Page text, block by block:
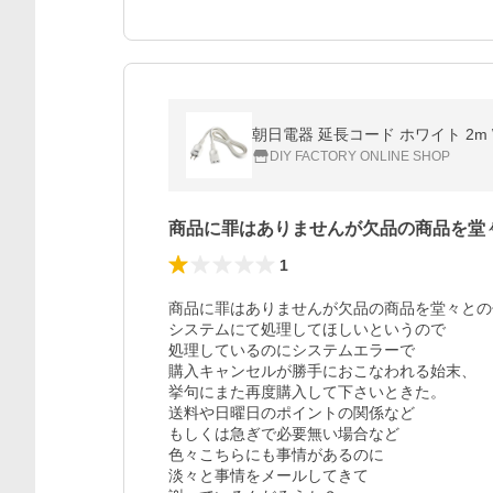
朝日電器 延長コード ホワイト
DIY FACTORY ONLINE SHOP
商品に罪はありませんが欠品の商品を
1
商品に罪はありませんが欠品の商品を堂々と
システムにて処理してほしいというので
処理しているのにシステムエラーで
購入キャンセルが勝手におこなわれる始末、
挙句にまた再度購入して下さいときた。
送料や日曜日のポイントの関係など
もしくは急ぎで必要無い場合など
色々こちらにも事情があるのに
淡々と事情をメールしてきて